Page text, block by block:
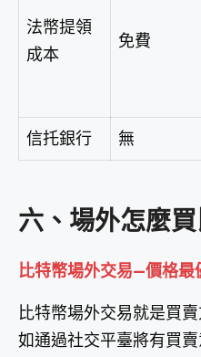
法幣提領
成本
免費
信托銀行 無
六、場外怎麼買
比特幣場外交易—價格最
比特幣場外交易就是買
如通過社交平臺將有買